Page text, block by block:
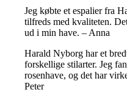
Jeg købte et espalier fra
tilfreds med kvaliteten.
ud i min have. – Anna
Harald Nyborg har et
forskellige stilarter. Jeg
rosenhave, og det har
Peter